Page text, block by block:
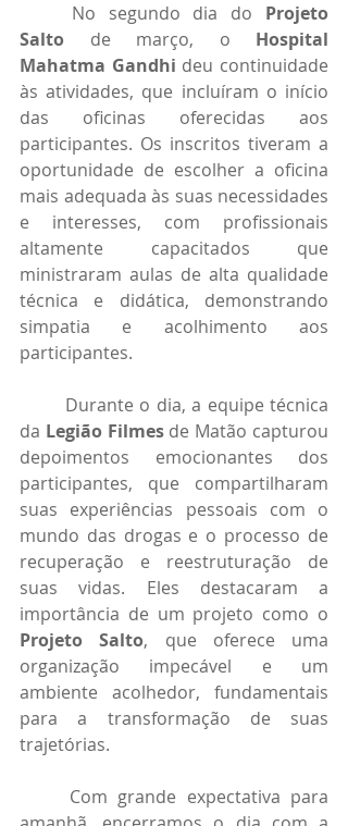
	No segundo dia do
Projeto
Salto de março, o Hospital
Mahatma Gandhi deu continuidade
às atividades, que incluíram o início
das oficinas oferecidas aos
participantes. Os inscritos tiveram a
oportunidade de escolher a oficina
mais adequada às suas necessidades
e interesses, com profissionais
altamente capacitados que
ministraram aulas de alta qualidade
técnica e didática, demonstrando
simpatia e acolhimento aos
participantes.
da Legião Filmes de Matão capturou
depoimentos emocionantes dos
participantes, que compartilharam
suas experiências pessoais com o
mundo das drogas e o processo de
recuperação e reestruturação de
suas vidas. Eles destacaram a
Projeto Salto, que oferece uma
organização impecável e um
ambiente acolhedor, fundamentais
para a transformação de suas
trajetórias.